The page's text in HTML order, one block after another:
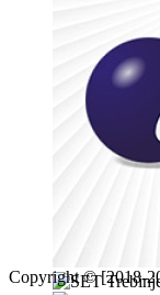
Copyright © [2018-